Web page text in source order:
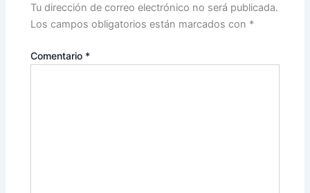
Tu dirección de correo electrónico no será publicada.
Los campos obligatorios están marcados con *
Comentario *